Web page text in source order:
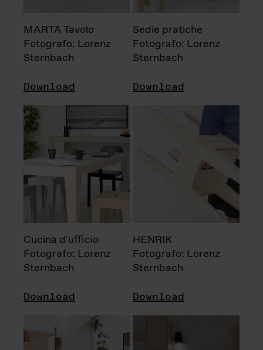
MARTA Tavolo
Fotografo: Lorenz
Sternbach
Download
Sedie pratiche
Fotografo: Lorenz
Sternbach
Download
Cucina d'ufficio
Fotografo: Lorenz
Sternbach
Download
HENRIK
Fotografo: Lorenz
Sternbach
Download